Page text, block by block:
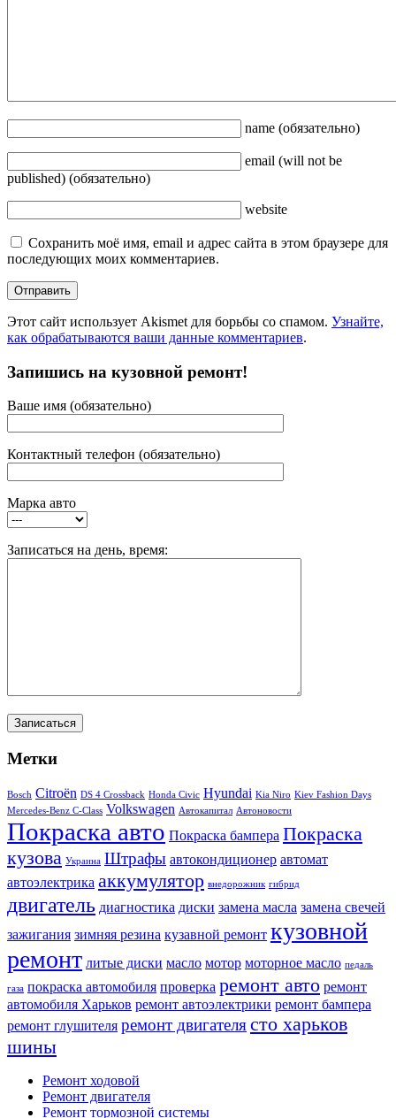
name (обязательно)
email (will not be
published) (обязательно)
website
Сохранить моё имя, email и адрес сайта в этом браузере для
последующих моих комментариев.
Этот сайт использует Akismet для борьбы со спамом. Узнайте,
как обрабатываются ваши данные комментариев.
Запишись на кузовной ремонт!
Ваше имя (обязательно)
Контактный телефон (обязательно)
Марка авто
Записаться на день, время:
Метки
Bosch Citroën DS 4 Crossback Honda Civic Hyundai Kia Niro Kiev Fashion Days
Mercedes-Benz C-Class Volkswagen Автокапитал Автоновости
Покраска авто Покраска бампера Покраска
кузова Украина Штрафы автокондиционер автомат
автоэлектрика аккумулятор внедорожник гибрид
двигатель диагностика диски замена масла замена свечей
зажигания зимняя резина кузавной ремонт кузовной
ремонт литые диски масло мотор моторное масло педаль
газа покраска автомобиля проверка ремонт авто ремонт
автомобиля Харьков ремонт автоэлектрики ремонт бампера
ремонт глушителя ремонт двигателясто харьков
шины
Ремонт ходовой
Ремонт двигателя
Ремонт тормозной системы